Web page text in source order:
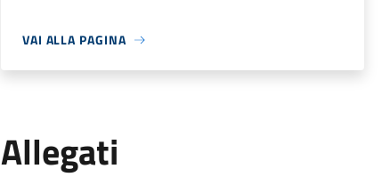
VAI ALLA PAGINA
Allegati